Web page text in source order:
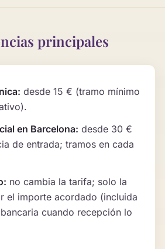
principales
desde 15 € (tramo mínimo
en Barcelona: desde 30 €
de entrada; tramos en cada
no cambia la tarifa; solo la
el importe acordado (incluida
cuando recepción lo